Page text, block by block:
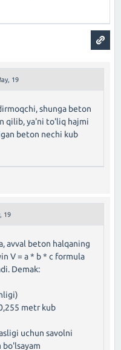
19
shunga beton
qilib, ya'ni to'liq hajmi
beton nechi kub
19
avval beton halqaning
V = a * b * c formula
Demak:
metr kub
uchun savolni